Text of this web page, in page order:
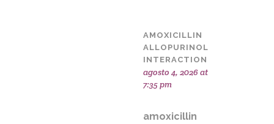
AMOXICILLIN
ALLOPURINOL
INTERACTION
agosto 4, 2026 at
7:35 pm
amoxicillin